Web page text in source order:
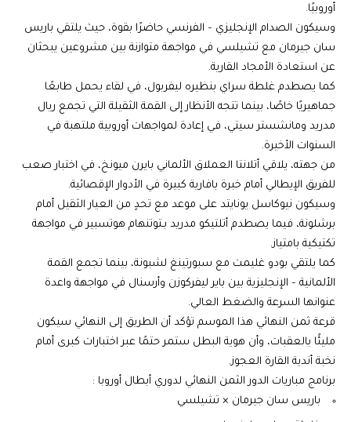
أوروبيًا.
وسيكون الصدام الإنجليزي – الفرنسي حاضرًا بقوة، حيث يلتقي باريس
سان جيرمان مع تشيلسي في مواجهة متوازنة بين مشروعين يبحثان
عن استعادة الأمجاد القارية.
كما يصطدم غلطة سراي بنظيره ليفربول، في لقاء يحمل طابعًا
جماهيريًا خاصًا، بينما تتجه الأنظار إلى القمة الثقيلة التي تجمع ريال
مدريد ومانشستر سيتي، في إعادة لمواجهات أوروبية ملتهبة في
السنوات الأخيرة.
من جهته، يلاقي أتلانتا العملاق الألماني بايرن ميونخ، في اختبار صعب
للفريق الإيطالي أمام خبرة بافارية كبيرة في الأدوار الإقصائية.
وسيكون نيوكاسل يونايتد على موعد مع تحدٍ من العيار الثقيل أمام
برشلونة، فيما يصطدم أتلتيكو مدريد بـتوتنهام هوتسبير في مواجهة
تكتيكية بامتياز.
كما يلتقي بودو غليمت مع سبورتينغ لشبونة، بينما تجمع القمة
الألمانية – الإنجليزية بين باير ليفركوزن وأرسنال في مواجهة واعدة
عنوانها السرعة والضغط العالي.
قرعة ثمن النهائي هذا الموسم تؤكد أن الطريق إلى النهائي سيكون
مليئًا بالعقبات، وأن هوية البطل ستمر حتمًا عبر اختبارات كبرى أمام
نخبة أندية القارة العجوز.
برنامج مباريات الدور الثمن النهائي لدوري أبطال أوروبا :
باريس سان جيرمان × تشيلسي